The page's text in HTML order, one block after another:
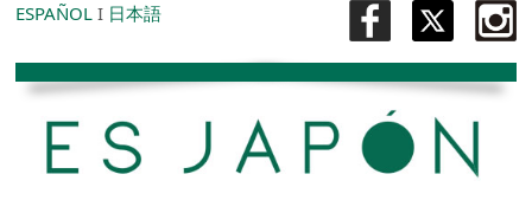
ESPAÑOL I 日本語